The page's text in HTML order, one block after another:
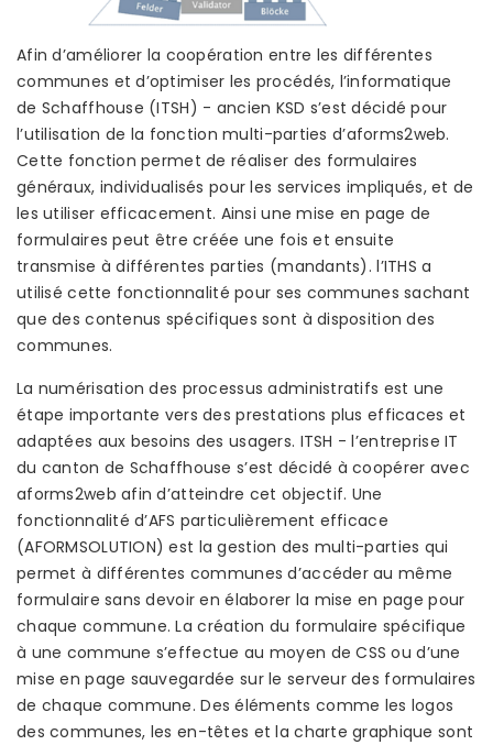
Afin d’améliorer la coopération entre les différentes
communes et d’optimiser les procédés, l’informatique
de Schaffhouse (ITSH) - ancien KSD s’est décidé pour
l’utilisation de la fonction multi-parties d’aforms2web.
Cette fonction permet de réaliser des formulaires
généraux, individualisés pour les services impliqués, et de
les utiliser efficacement. Ainsi une mise en page de
formulaires peut être créée une fois et ensuite
transmise à différentes parties (mandants). l’ITHS a
utilisé cette fonctionnalité pour ses communes sachant
que des contenus spécifiques sont à disposition des
communes.
La numérisation des processus administratifs est une
étape importante vers des prestations plus efficaces et
adaptées aux besoins des usagers. ITSH - l’entreprise IT
du canton de Schaffhouse s’est décidé à coopérer avec
aforms2web afin d’atteindre cet objectif. Une
fonctionnalité d’AFS particulièrement efficace
(AFORMSOLUTION) est la gestion des multi-parties qui
permet à différentes communes d’accéder au même
formulaire sans devoir en élaborer la mise en page pour
chaque commune. La création du formulaire spécifique
à une commune s’effectue au moyen de CSS ou d’une
mise en page sauvegardée sur le serveur des formulaires
de chaque commune. Des éléments comme les logos
des communes, les en-têtes et la charte graphique sont